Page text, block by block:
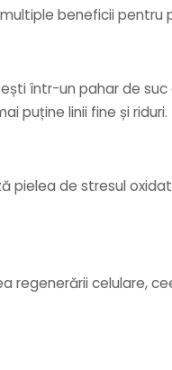
beneficii pentru
într-un pahar de
puține linii fine și riduri.
pielea de stresul
celulare,